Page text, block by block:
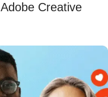
Creative